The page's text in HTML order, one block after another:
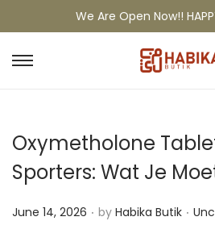
We Are Open Now!!
Oxymetholone
Sporters: Wat Je
P
June 14, 2026 . by Habika Butik . P